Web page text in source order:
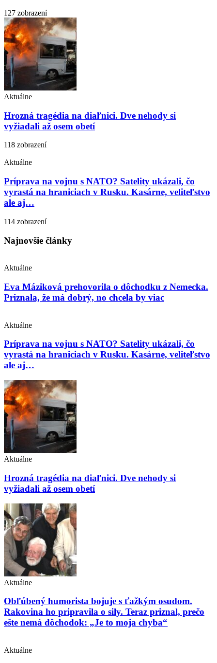
127 zobrazení
Aktuálne
Hrozná tragédia na diaľnici. Dve nehody si
vyžiadali až osem obetí
118 zobrazení
Aktuálne
Príprava na vojnu s NATO? Satelity ukázali, čo
vyrastá na hraniciach v Rusku. Kasárne, veliteľstvo
ale aj…
114 zobrazení
Najnovšie články
Aktuálne
Eva Máziková prehovorila o dôchodku z Nemecka.
Priznala, že má dobrý, no chcela by viac
Aktuálne
Príprava na vojnu s NATO? Satelity ukázali, čo
vyrastá na hraniciach v Rusku. Kasárne, veliteľstvo
ale aj…
Aktuálne
Hrozná tragédia na diaľnici. Dve nehody si
vyžiadali až osem obetí
Aktuálne
Obľúbený humorista bojuje s ťažkým osudom.
Rakovina ho pripravila o sily. Teraz priznal, prečo
ešte nemá dôchodok: „Je to moja chyba“
Aktuálne